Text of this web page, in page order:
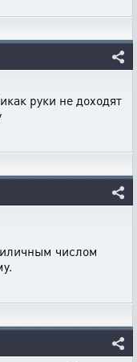
руки не доходят
числом